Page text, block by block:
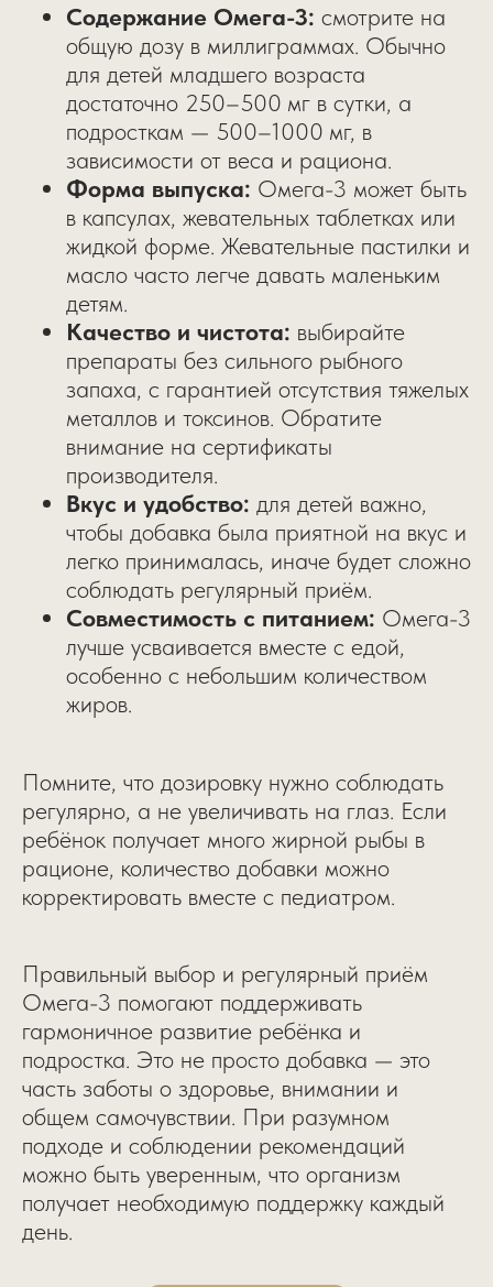
Содержание Омега-3: смотрите на
общую дозу в миллиграммах. Обычно
для детей младшего возраста
достаточно 250–500 мг в сутки, а
подросткам — 500–1000 мг, в
зависимости от веса и рациона.
Форма выпуска: Омега-3 может быть
в капсулах, жевательных таблетках или
жидкой форме. Жевательные пастилки и
масло часто легче давать маленьким
детям.
Качество и чистота: выбирайте
препараты без сильного рыбного
запаха, с гарантией отсутствия тяжелых
металлов и токсинов. Обратите
внимание на сертификаты
производителя.
Вкус и удобство: для детей важно,
чтобы добавка была приятной на вкус и
легко принималась, иначе будет сложно
соблюдать регулярный приём.
Совместимость с питанием: Омега-3
лучше усваивается вместе с едой,
особенно с небольшим количеством
жиров.
Помните, что дозировку нужно соблюдать
регулярно, а не увеличивать на глаз. Если
ребёнок получает много жирной рыбы в
рационе, количество добавки можно
корректировать вместе с педиатром.
Правильный выбор и регулярный приём
Омега-3 помогают поддерживать
гармоничное развитие ребёнка и
подростка. Это не просто добавка — это
часть заботы о здоровье, внимании и
общем самочувствии. При разумном
подходе и соблюдении рекомендаций
можно быть уверенным, что организм
получает необходимую поддержку каждый
день.